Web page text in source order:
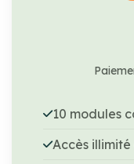
10 modules
Accès